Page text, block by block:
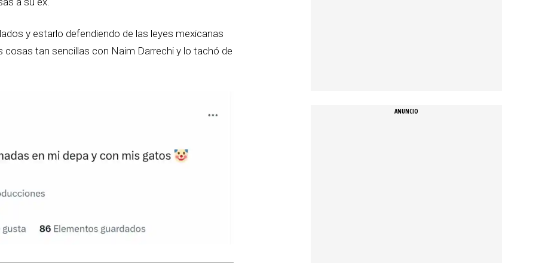
y estarlo defendiendo de las leyes mexicanas
cosas tan sencillas con Naim Darrechi y lo tachó de